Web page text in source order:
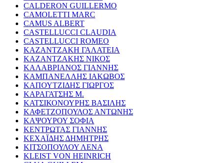
CALDERON GUILLERMO
CAMOLETTI MARC
CAMUS ALBERT
CASTELLUCCI CLAUDIA
CASTELLUCCI ROMEO
ΚΑΖΑΝΤΖΑΚΗ ΓΑΛΑΤΕΙΑ
ΚΑΖΑΝΤΖΑΚΗΣ ΝΙΚΟΣ
ΚΑΛΑΒΡΙΑΝΟΣ ΓΙΑΝΝΗΣ
ΚΑΜΠΑΝΕΛΛΗΣ ΙΑΚΩΒΟΣ
ΚΑΠΟΥΤΖΙΔΗΣ ΓΙΩΡΓΟΣ
ΚΑΡΑΓΑΤΣΗΣ Μ.
ΚΑΤΣΙΚΟΝΟΥΡΗΣ ΒΑΣΙΛΗΣ
ΚΑΦΕΤΖΟΠΟΥΛΟΣ ΑΝΤΩΝΗΣ
ΚΑΨΟΥΡΟΥ ΣΟΦΙΑ
ΚΕΝΤΡΩΤΑΣ ΓΙΑΝΝΗΣ
ΚΕΧΑΪΔΗΣ ΔΗΜΗΤΡΗΣ
ΚΙΤΣΟΠΟΥΛΟΥ ΛΕΝΑ
KLEIST VON HEINRICH